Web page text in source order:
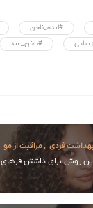
#ایده_ناخن
#ناخن_عید
فردی ,مراقبت از مو
روش‌ برای داشتن فرهای